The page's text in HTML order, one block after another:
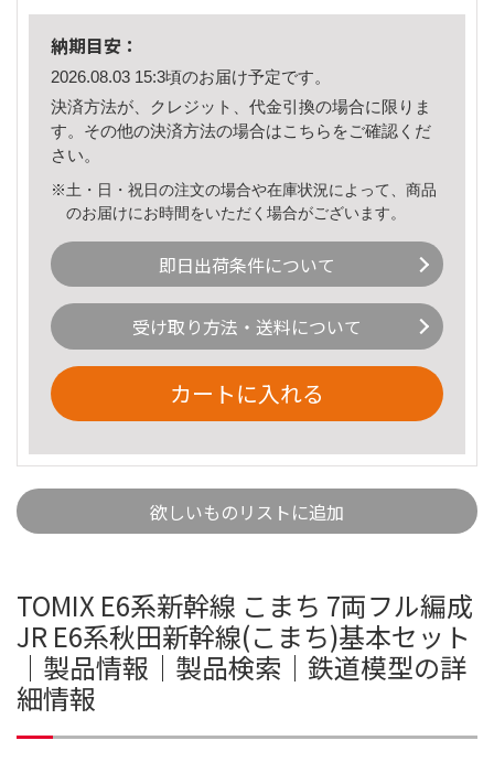
納期目安：
2026.08.03 15:3頃のお届け予定です。
決済方法が、クレジット、代金引換の場合に限りま
す。その他の決済方法の場合はこちら をご確認くだ
さい。
※土・日・祝日の注文の場合や在庫状況によって、商品
のお届けにお時間をいただく場合がございます。
即日出荷条件について
受け取り方法・送料について
カートに入れる
欲しいものリストに追加
TOMIX E6系新幹線 こまち 7両フル編成
JR E6系秋田新幹線(こまち)基本セット
｜製品情報｜製品検索｜鉄道模型の詳
細情報